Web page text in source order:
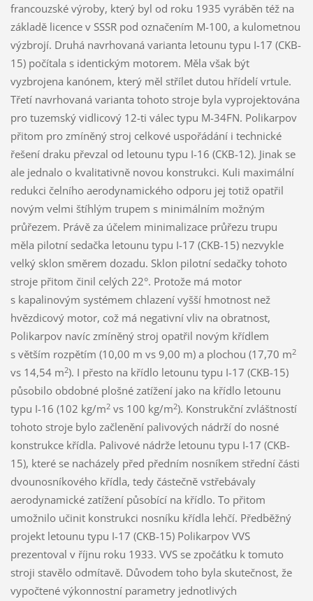
francouzské výroby, který byl od roku 1935 vyráběn též na
základě licence v SSSR pod označením M-100, a kulometnou
výzbrojí. Druhá navrhovaná varianta letounu typu I-17 (CKB-
15) počítala s identickým motorem. Měla však být
vyzbrojena kanónem, který měl střílet dutou hřídelí vrtule.
Třetí navrhovaná varianta tohoto stroje byla vyprojektována
pro tuzemský vidlicový 12-ti válec typu M-34FN. Polikarpov
přitom pro zmíněný stroj celkové uspořádání i technické
řešení draku převzal od letounu typu I-16 (CKB-12). Jinak se
ale jednalo o kvalitativně novou konstrukci. Kuli maximální
redukci čelního aerodynamického odporu jej totiž opatřil
novým velmi štíhlým trupem s minimálním možným
průřezem. Právě za účelem minimalizace průřezu trupu
měla pilotní sedačka letounu typu I-17 (CKB-15) nezvykle
velký sklon směrem dozadu. Sklon pilotní sedačky tohoto
stroje přitom činil celých 22°. Protože má motor
s kapalinovým systémem chlazení vyšší hmotnost než
hvězdicový motor, což má negativní vliv na obratnost,
Polikarpov navíc zmíněný stroj opatřil novým křídlem
s větším rozpětím (10,00 m vs 9,00 m) a plochou (17,70 m2
vs 14,54 m2). I přesto na křídlo letounu typu I-17 (CKB-15)
působilo obdobné plošné zatížení jako na křídlo letounu
typu I-16 (102 kg/m2vs 100 kg/m2). Konstrukční zvláštností
tohoto stroje bylo začlenění palivových nádrží do nosné
konstrukce křídla. Palivové nádrže letounu typu I-17 (CKB-
15), které se nacházely před předním nosníkem střední části
dvounosníkového křídla, tedy částečně vstřebávaly
aerodynamické zatížení působící na křídlo. To přitom
umožnilo učinit konstrukci nosníku křídla lehčí. Předběžný
projekt letounu typu I-17 (CKB-15) Polikarpov VVS
prezentoval v říjnu roku 1933. VVS se zpočátku k tomuto
stroji stavělo odmítavě. Důvodem toho byla skutečnost, že
vypočtené výkonnostní parametry jednotlivých